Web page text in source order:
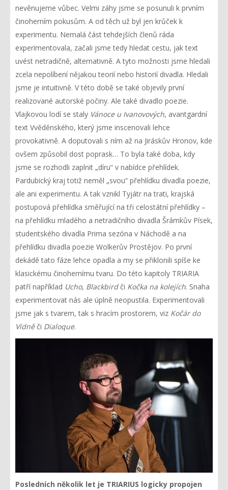
nevěnujeme vůbec. Velmi záhy jsme se posunuli k prvním
činoherním pokusům. A od těch už byl jen krůček k
experimentu. Nemalá část tehdejších členů ráda
experimentovala, začali jsme tedy hledat cestu, jak text
uvést netradičně, alternativně. A tyto možnosti jsme hledali
zcela nepolíbení nějakou teorií nebo historií divadla. Hledali
jsme je intuitivně. V této době se také objevily první
realizované autorské počiny. Ale také divadlo poezie.
Vlajkovou lodí se staly Vánoce u Ivanovových, avantgardní
text Vvěděnského, který jsme inscenovali lehce
provokativně. A doputovali s ním až na Jiráskův Hronov, kde
ovšem způsobil dost poprask… To byla také doba, kdy
jsme se rozhodli zaplnit „díru“ v nabídce přehlídek.
Pardubický kraj totiž neměl „svou“ přehlídku divadla poezie,
ale ani experimentu. A tak vznikl Tyjátr na trati, krajská
postupová přehlídka směřující na tři celostátní přehlídky –
na přehlídku mladého a netradičního divadla Šrámkův Písek,
studentského divadla Prima sezóna v Náchodě a na
přehlídku divadla poezie Wolkerův Prostějov. Po první
dekádě tato fáze lehce opadla a my se přiklonili spíše ke
klasickému činohernímu tvaru. Do této kapitoly TRIARIA
patří například Ucho, Blackbirdči Kočka na kolejích. Snaha
experimentovat nás ale úplně neopustila. Experimentovali
jsme jak s tvarem, tak s hracím prostorem, viz Kočár do
Vídněči Dialoque.
Posledních několik let je TRIARIUS logicky propojen